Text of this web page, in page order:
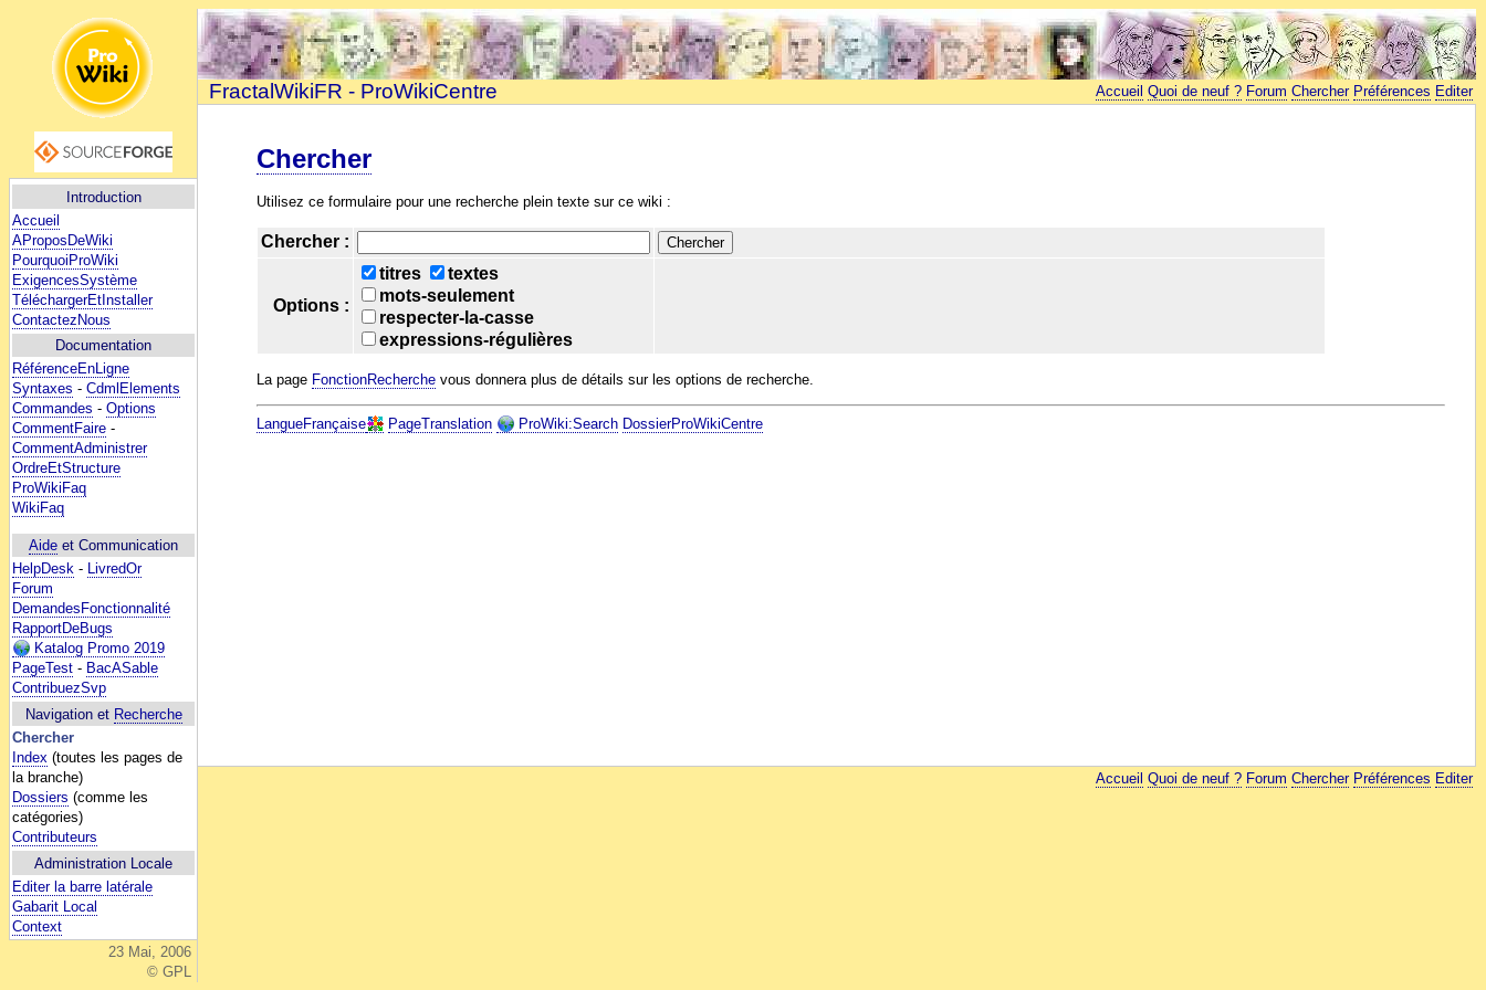
Introduction
Accueil
AProposDeWiki
PourquoiProWiki
ExigencesSystème
TéléchargerEtInstaller
ContactezNous
Documentation
RéférenceEnLigne
Syntaxes - CdmlElements
Commandes - Options
CommentFaire -
CommentAdministrer
OrdreEtStructure
ProWikiFaq
WikiFaq
Aide et Communication
HelpDesk - LivredOr
Forum
DemandesFonctionnalité
RapportDeBugs
Katalog Promo 2019
PageTest - BacASable
ContribuezSvp
Navigation et Recherche
Chercher
Index (toutes les pages de
la branche)
Dossiers (comme les
catégories)
Contributeurs
Administration Locale
Editer la barre latérale
Gabarit Local
Context
23 Mai, 2006
© GPL
FractalWikiFR - ProWikiCentre Accueil Quoi de neuf ? Forum Chercher Préférences Editer
Chercher
Utilisez ce formulaire pour une recherche plein texte sur ce wiki :
Chercher :
Options :
titres
textes
mots-seulement
respecter-la-casse
expressions-régulières
La page FonctionRecherche vous donnera plus de détails sur les options de recherche.
LangueFrançaise PageTranslation ProWiki:Search DossierProWikiCentre
Accueil Quoi de neuf ? Forum Chercher Préférences Editer